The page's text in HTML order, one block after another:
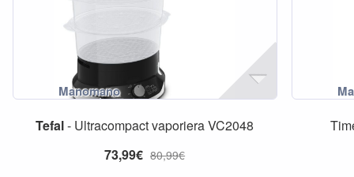
Tefal- Ultracompact vaporiera VC2048
73,99€ 80,99€